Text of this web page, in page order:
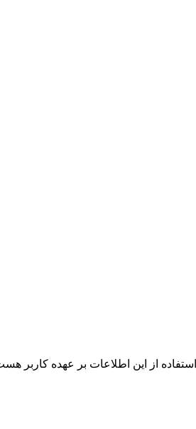
از این اطلاعات بر عهده کاربر